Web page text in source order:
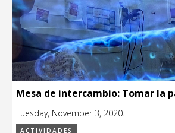
Mesa de intercambio: Tomar la
Tuesday, November 3, 2020.
ACTIVIDADES